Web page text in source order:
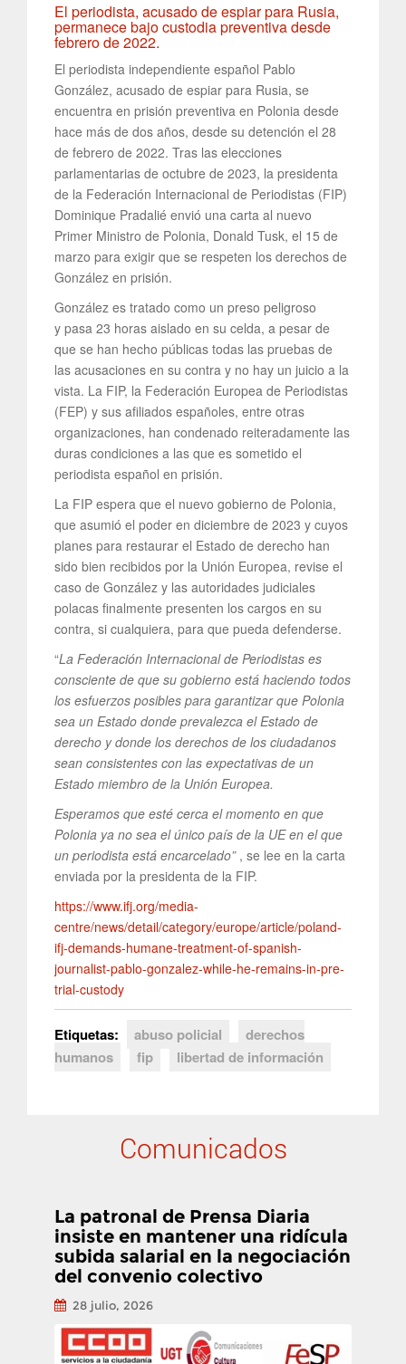
El periodista, acusado de espiar para Rusia,
permanece bajo custodia preventiva desde
febrero de 2022.
El periodista independiente español Pablo
González, acusado de espiar para Rusia, se
encuentra en prisión preventiva en Polonia desde
hace más de dos años, desde su detención el 28
de febrero de 2022. Tras las elecciones
parlamentarias de octubre de 2023, la presidenta
de la Federación Internacional de Periodistas (FIP)
Dominique Pradalié envió una carta al nuevo
Primer Ministro de Polonia, Donald Tusk, el 15 de
marzo para exigir que se respeten los derechos de
González en prisión.
González es tratado como un preso peligroso
y pasa 23 horas aislado en su celda, a pesar de
que se han hecho públicas todas las pruebas de
las acusaciones en su contra y no hay un juicio a la
vista. La FIP, la Federación Europea de Periodistas
(FEP) y sus afiliados españoles, entre otras
organizaciones, han condenado reiteradamente las
duras condiciones a las que es sometido el
periodista español en prisión.
La FIP espera que el nuevo gobierno de Polonia,
que asumió el poder en diciembre de 2023 y cuyos
planes para restaurar el Estado de derecho han
sido bien recibidos por la Unión Europea, revise el
caso de González y las autoridades judiciales
polacas finalmente presenten los cargos en su
contra, si cualquiera, para que pueda defenderse.
“La Federación Internacional de Periodistas es
consciente de que su gobierno está haciendo todos
los esfuerzos posibles para garantizar que Polonia
sea un Estado donde prevalezca el Estado de
derecho y donde los derechos de los ciudadanos
sean consistentes con las expectativas de un
Estado miembro de la Unión Europea.
Esperamos que esté cerca el momento en que
Polonia ya no sea el único país de la UE en el que
un periodista está encarcelado”, se lee en la carta
enviada por la presidenta de la FIP.
https://www.ifj.org/media-
centre/news/detail/category/europe/article/poland-
ifj-demands-humane-treatment-of-spanish-
journalist-pablo-gonzalez-while-he-remains-in-pre-
trial-custody
Etiquetas: abuso policial
derechos
humanos
fip libertad de información
Comunicados
La patronal de Prensa Diaria
insiste en mantener una ridícula
subida salarial en la negociación
del convenio colectivo
28 julio, 2026